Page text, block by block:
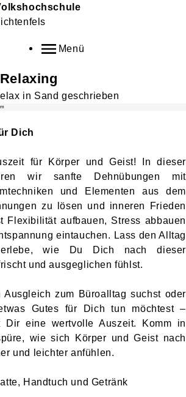
Menü
Dich
für Körper und Geist! In dieser
wir sanfte Dehnübungen mit
und Elementen aus dem
zu lösen und inneren Frieden
Flexibilität aufbauen, Stress abbauen
eintauchen. Lass den Alltag
wie Du Dich nach dieser
und ausgeglichen fühlst.
zum Büroalltag suchst oder
Gutes für Dich tun möchtest –
Dir eine wertvolle Auszeit. Komm in
wie sich Körper und Geist nach
und leichter anfühlen.
Handtuch und Getränk